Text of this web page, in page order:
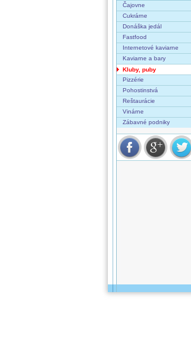
Čajovne
Cukrárne
Donáška jedál
Fastfood
Internetové kaviarne
Kaviarne a bary
Kluby, puby
Pizzérie
Pohostinstvá
Reštaurácie
Vinárne
Zábavné podniky